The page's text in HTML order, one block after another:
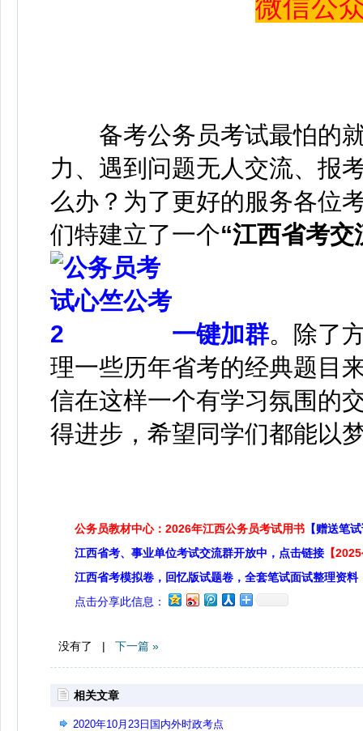
备考公务员考试最怕的就
力、遇到问题无人交流、报
么办？为了更好的服务各位
们特建立了一个“江西省考交
一键加群。除了
理一些历年省考的经典题目
信在这样一个有学习氛围的
得进步，希望同学们都能以
公务员教材中心：2026年江西公务员考试用书 【赠送笔
江西省考、事业单位考试交流群开放中，点击链接 【
江西省考模拟卷，回忆版试题卷，全套笔试面试整理资料
点击分享此信息：
没有了 | 下一篇 »
相关文章
2020年10月23日国内外时政考点